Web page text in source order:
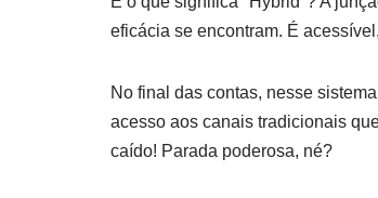
eficácia se encontram. É
No final das contas, nesse
acesso aos canais tradicionais
caído! Parada poderosa, né?